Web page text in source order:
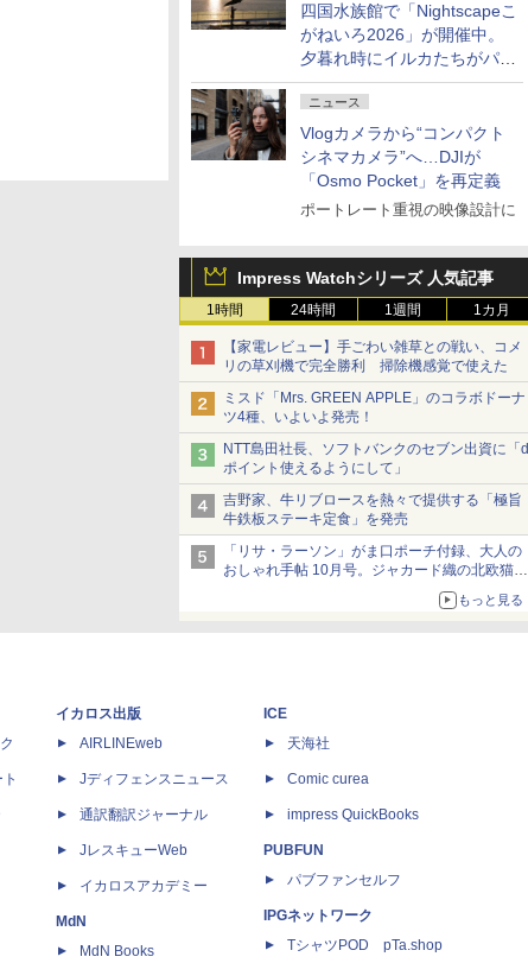
四国水族館で「Nightscapeこ
がねいろ2026」が開催中。
夕暮れ時にイルカたちがパフ
ォーマンスを繰り広げる
ニュース
Vlogカメラから“コンパクト
シネマカメラ”へ…DJIが
「Osmo Pocket」を再定義
ポートレート重視の映像設計に
Impress Watchシリーズ 人気記事
1時間 24時間 1週間 1カ月
【家電レビュー】手ごわい雑草との戦い、コメ
リの草刈機で完全勝利 掃除機感覚で使えた
ミスド「Mrs. GREEN APPLE」のコラボドーナ
ツ4種、いよいよ発売！
NTT島田社長、ソフトバンクのセブン出資に「d
ポイント使えるようにして」
吉野家、牛リブロースを熱々で提供する「極旨
牛鉄板ステーキ定食」を発売
「リサ・ラーソン」がま口ポーチ付録、大人の
おしゃれ手帖 10月号。ジャカード織の北欧猫デ
もっと見る
イカロス出版
AIRLINEweb
Jディフェンスニュース
通訳翻訳ジャーナル
JレスキューWeb
イカロスアカデミー
MdN
MdN Books
ICE
天海社
Comic curea
impress QuickBooks
PUBFUN
パブファンセルフ
IPGネットワーク
TシャツPOD pTa.shop